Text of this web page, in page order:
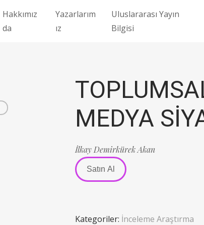
Hakkımız
da
Yazarlarım
ız
Uluslararası Yayın
Bilgisi
MEDYA
İlkay Demirkürek Akan
Satın Al
Kategoriler: İnceleme Araştırma